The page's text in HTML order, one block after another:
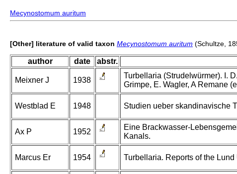
Mecynostomum auritum
[Other] literature of valid taxon Mecynostomum auritum (Schultze,
author date abstr.
Meixner J 1938
Turbellaria (Strudelwürmer). I.
Grimpe, E. Wagler, A Remane
Westblad E 1948 Studien ueber skandinavische
Ax P 1952
Eine Brackwasser-
Kanals.
Marcus Er 1954 Turbellaria. Reports of the